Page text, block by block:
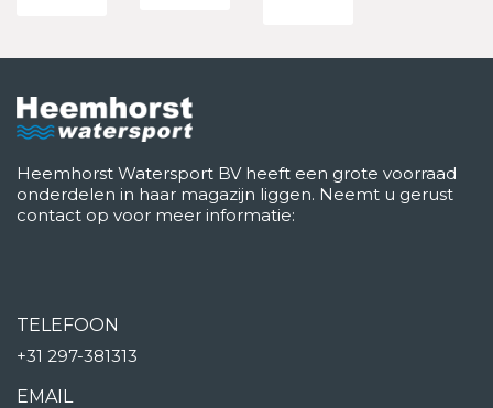
Heemhorst Watersport BV heeft een grote voorraad
onderdelen in haar magazijn liggen. Neemt u gerust
contact op voor meer informatie:
TELEFOON
+31 297-381313
EMAIL